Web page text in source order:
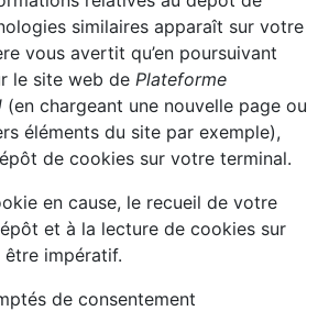
similaires apparaît sur votre
vous avertit qu’en poursuivant
le site web de Plateforme
(en chargeant une nouvelle page ou
éléments du site par exemple),
de cookies sur votre terminal.
en cause, le recueil de votre
et à la lecture de cookies sur
impératif.
de consentement